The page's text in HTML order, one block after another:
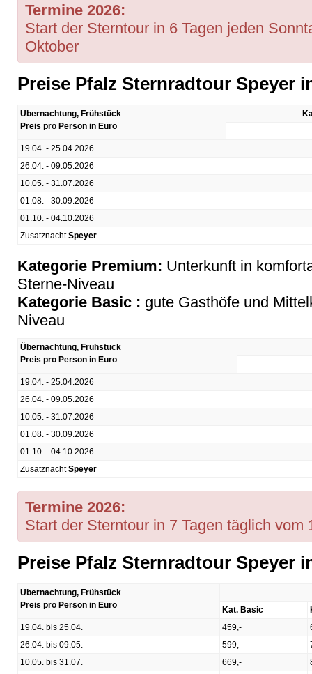
Termine 2026:
Start der Sterntour in 6 Tagen jeden
Oktober
Preise Pfalz Sternradtour Speyer
Übernachtung, Frühstück
Preis pro Person in Euro
19.04. - 25.04.2026
26.04. - 09.05.2026
10.05. - 31.07.2026
01.08. - 30.09.2026
01.10. - 04.10.2026
ZusatznachtSpeyer
Kategorie Premium: Unterkunft in
Sterne-Niveau
Kategorie Basic : gute Gasthöfe und
Niveau
Übernachtung, Frühstück
Preis pro Person in Euro
19.04. - 25.04.2026
26.04. - 09.05.2026
10.05. - 31.07.2026
01.08. - 30.09.2026
01.10. - 04.10.2026
ZusatznachtSpeyer
Termine 2026:
Start der Sterntour in 7 Tagen täglich vom
Preise Pfalz Sternradtour Speyer
Übernachtung, Frühstück
Preis pro Person in Euro
Kat. Basic
19.04. bis 25.04.
459,-
26.04. bis 09.05.
599,-
10.05. bis 31.07.
669,-